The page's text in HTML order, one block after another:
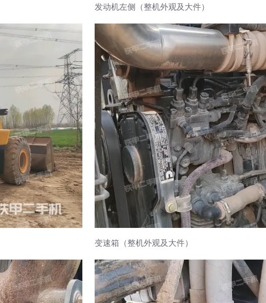
发动机左侧（整机外观及大件）
变速箱（整机外观及大件）